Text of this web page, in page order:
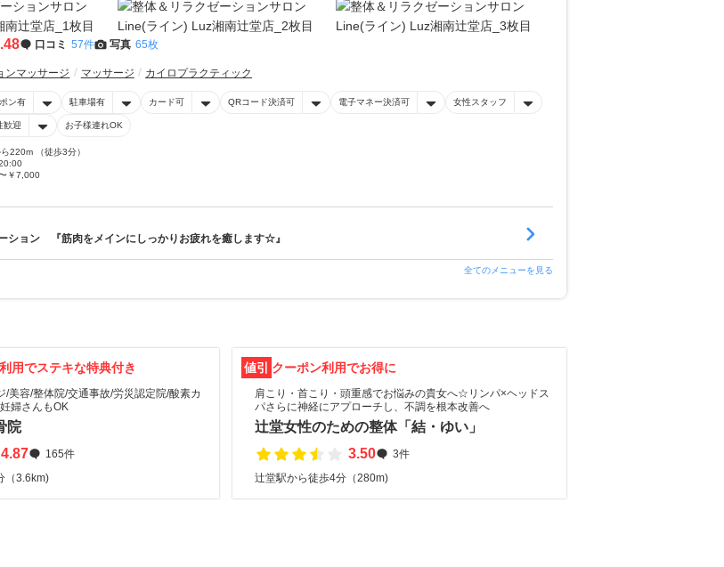
口コミ 57件 写真 65枚
ンマッサージ マッサージ カイロプラクティック
ン有 駐車場有 カード可 QRコード決済可 電子マネー決済可 女性スタッフ
歓迎 お子様連れOK
220m （徒歩3分）
￥7,000
ション 『筋肉をメインにしっかりお疲れを癒します☆』
全てのメニューを見る
用でステキな特典付き
/美容/整体院/交通事故/労災認定院/酸素カ
婦さんもOK
院
4.87
165件
（3.6km)
値引 クーポン利用でお得に
肩こり・首こり・頭重感でお悩みの貴女へ☆リンパ×ヘッドス
パさらに神経にアプローチし、不調を根本改善へ
辻堂女性のための整体「結・ゆい」
3.50
3件
辻堂駅から徒歩4分（280m)